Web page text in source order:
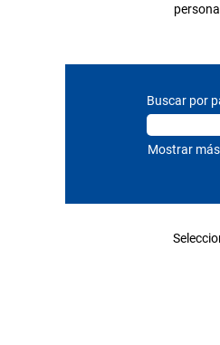
Buscar por
Mostrar